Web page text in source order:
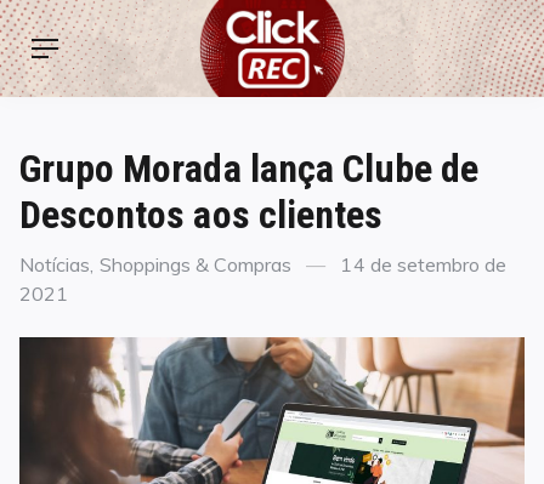
Skip
to
content
ClickREC
Menu
Grupo Morada lança Clube de
Descontos aos clientes
Categories
Notícias, Shoppings & Compras
Posted
14 de setembro de
2021